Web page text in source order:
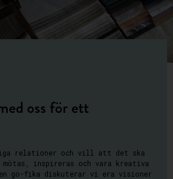
oss för ett
relationer och vill att det ska
inspireras och vara kreativa
go-fika diskuterar vi era visioner